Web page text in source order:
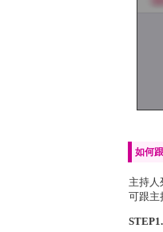
如何
主持人
可跟主